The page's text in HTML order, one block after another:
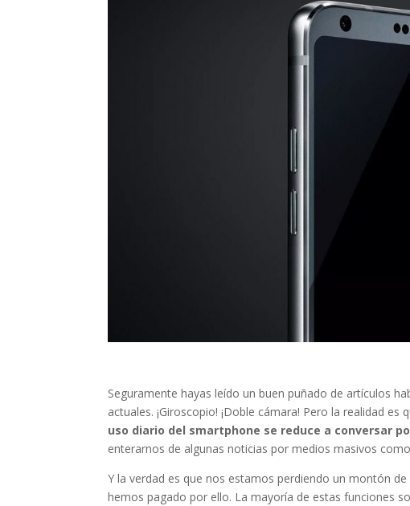
Seguramente hayas leído un buen puñado de artículos
actuales. ¡Giroscopio! ¡Doble cámara! Pero la realidad
uso diario del smartphone se reduce a conversar
enterarnos de algunas noticias por medios masivos
Y la verdad es que nos estamos perdiendo un montón
hemos pagado por ello. La mayoría de estas funciones